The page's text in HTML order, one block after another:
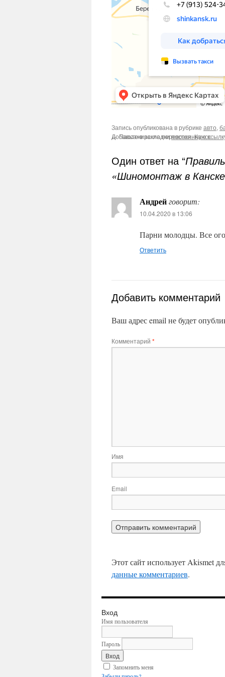
Запись опубликована в рубрике авто,
Добавьте в закладкипостоянную
←Пассажирские перевозки, Канск
Один ответ на “
«Шиномонтаж в
Андрейговорит:
10.04.2020 в 13:06
Парни молодцы. Все
Ответить
Добавить комментарий
Ваш адрес email не будет
Комментарий *
Имя
Email
Этот сайт использует Akismet
данные комментариев.
Вход
Имя пользователя
Пароль
Запомнить меня